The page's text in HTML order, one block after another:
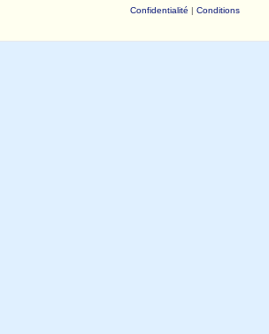
Confidentialité | Conditions